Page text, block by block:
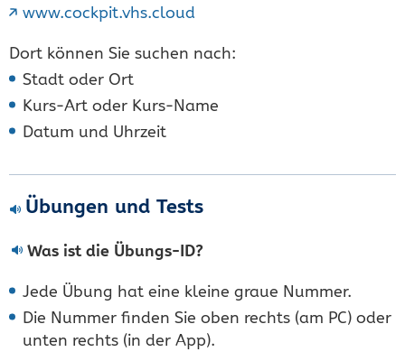
www.cockpit.vhs.cloud
Dort können Sie suchen nach:
Stadt oder Ort
Kurs-Art oder Kurs-Name
Datum und Uhrzeit
Übungen und Tests
Was ist die Übungs-ID?
Jede Übung hat eine kleine graue Nummer.
Die Nummer finden Sie oben rechts (am PC) oder
unten rechts (in der App).